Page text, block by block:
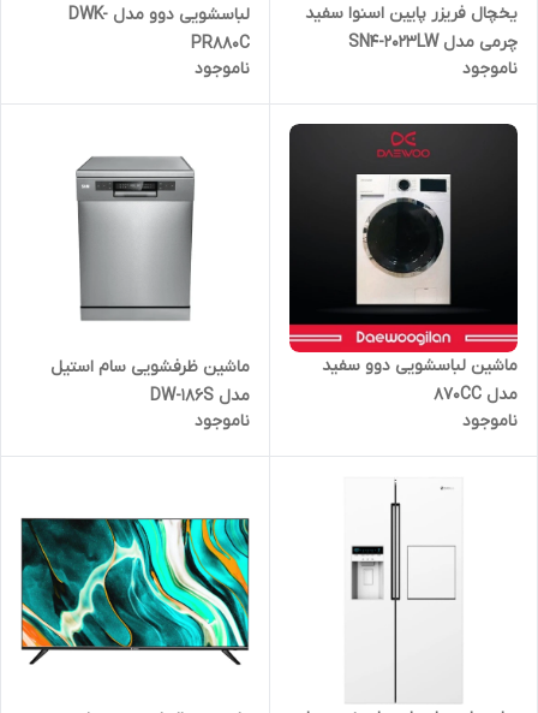
یخچال فریزر پایین اسنوا سفید
چرمی مدل SN4-2023LW
ناموجود
لباسشویی دوو مدل DWK-
PR880C
ناموجود
ماشین لباسشویی دوو سفید
مدل 870CC
ناموجود
ماشین ظرفشویی سام استیل
مدل DW-186S
ناموجود